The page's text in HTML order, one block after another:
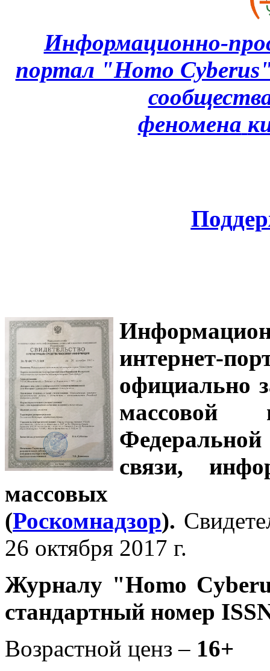
Информационно-
портал "Homo
феномена
интернет-
официально
связи,
массовых
(Роскомнадзор).
26 октября 2017 г.
Журналу "Homo
стандартный номер
Возрастной ценз – 16+